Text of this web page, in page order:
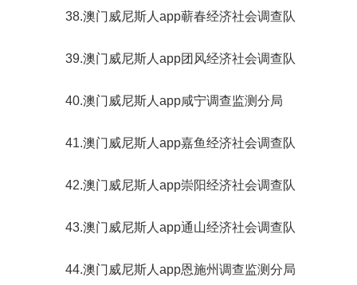
38.澳门威尼斯人app蕲春经济社会调查队
39.澳门威尼斯人app团风经济社会调查队
40.澳门威尼斯人app咸宁调查监测分局
41.澳门威尼斯人app嘉鱼经济社会调查队
42.澳门威尼斯人app崇阳经济社会调查队
43.澳门威尼斯人app通山经济社会调查队
44.澳门威尼斯人app恩施州调查监测分局